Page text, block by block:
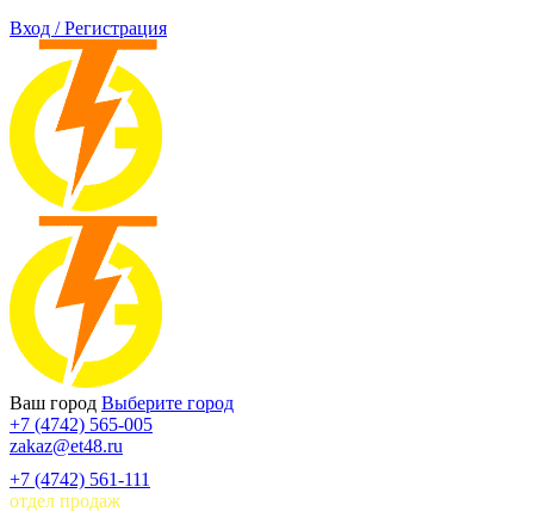
Вход / Регистрация
Ваш город Выберите город
+7 (4742) 565-005
zakaz@et48.ru
+7 (4742) 561-111
отдел продаж